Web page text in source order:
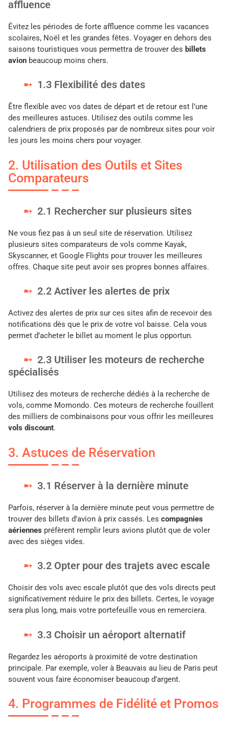
affluence
Évitez les périodes de forte affluence comme les vacances
scolaires, Noël et les grandes fêtes. Voyager en dehors des
saisons touristiques vous permettra de trouver des billets
avion beaucoup moins chers.
1.3 Flexibilité des dates
Être flexible avec vos dates de départ et de retour est l’une
des meilleures astuces. Utilisez des outils comme les
calendriers de prix proposés par de nombreux sites pour voir
les jours les moins chers pour voyager.
2. Utilisation des Outils et Sites
Comparateurs
2.1 Rechercher sur plusieurs sites
Ne vous fiez pas à un seul site de réservation. Utilisez
plusieurs sites comparateurs de vols comme Kayak,
Skyscanner, et Google Flights pour trouver les meilleures
offres. Chaque site peut avoir ses propres bonnes affaires.
2.2 Activer les alertes de prix
Activez des alertes de prix sur ces sites afin de recevoir des
notifications dès que le prix de votre vol baisse. Cela vous
permet d’acheter le billet au moment le plus opportun.
2.3 Utiliser les moteurs de recherche
spécialisés
Utilisez des moteurs de recherche dédiés à la recherche de
vols, comme Momondo. Ces moteurs de recherche fouillent
des milliers de combinaisons pour vous offrir les meilleures
vols discount.
3. Astuces de Réservation
3.1 Réserver à la dernière minute
Parfois, réserver à la dernière minute peut vous permettre de
trouver des billets d’avion à prix cassés. Les compagnies
aériennes préfèrent remplir leurs avions plutôt que de voler
avec des sièges vides.
3.2 Opter pour des trajets avec escale
Choisir des vols avec escale plutôt que des vols directs peut
significativement réduire le prix des billets. Certes, le voyage
sera plus long, mais votre portefeuille vous en remerciera.
3.3 Choisir un aéroport alternatif
Regardez les aéroports à proximité de votre destination
principale. Par exemple, voler à Beauvais au lieu de Paris peut
souvent vous faire économiser beaucoup d’argent.
4. Programmes de Fidélité et Promos